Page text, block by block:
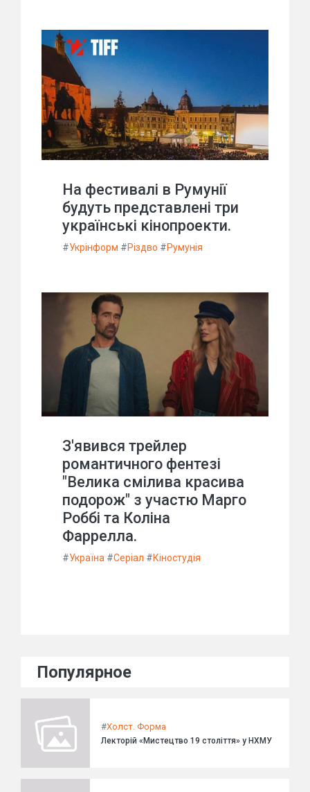
На фестивалі в Румунії
будуть представлені три
українські кінопроекти.
#Укрінформ #Різдво #Румунія
З'явився трейлер
романтичного фентезі
"Велика смілива красива
подорож" з участю Марго
Роббі та Коліна
Фаррелла.
#Україна #Серіал #Кіностудія
Популярное
#Холст. Форма
Лекторій «Мистецтво 19 століття» у НХМУ